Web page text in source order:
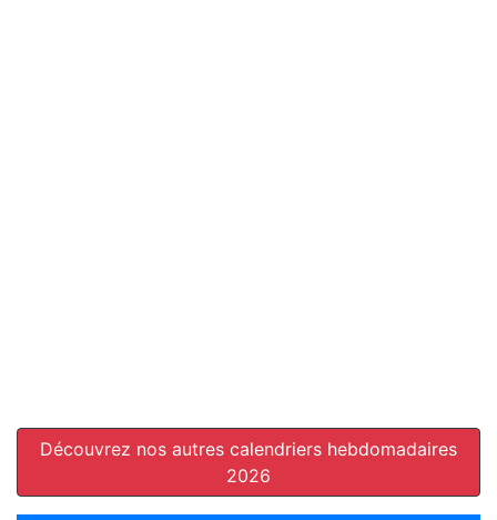
Découvrez nos autres calendriers hebdomadaires
2026